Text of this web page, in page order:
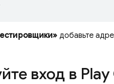
добавьте
вход в